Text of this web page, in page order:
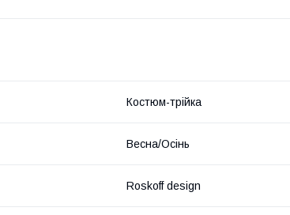
Костюм-трійка
Весна/Осінь
Roskoff design